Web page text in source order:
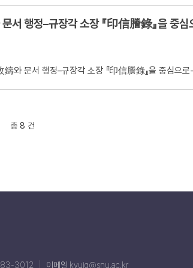
서 행정–규장각 소장 『印信謄錄』을 중심
鑄와 문서 행정–규장각 소장 『印信謄錄』을 중심으
총 8 건
3012 이메일 kyujg@snu.ac.kr